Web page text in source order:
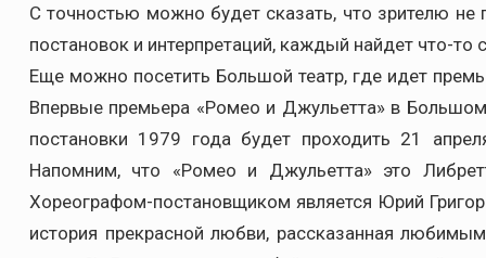
С точностью можно будет сказать, что зрителю
постановок и интерпретаций, каждый найдет что-то
Еще можно посетить Большой театр, где идет
Впервые премьера «Ромео и Джульетта» в
постановки 1979 года будет проходить 21
Напомним, что «Ромео и Джульетта» это
Хореографом-постановщиком является Юрий
история прекрасной любви, рассказанная